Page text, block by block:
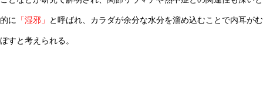
的に 「湿邪」 と呼ばれ、カラダが余分な水分を溜め込むことで内耳が
ぼすと考えられる。